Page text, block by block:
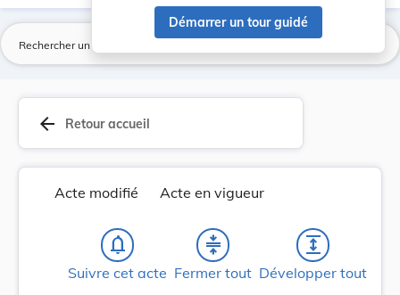
Démarrer un tour guidé
arrow_back Retour accueil
Acte modifié Acte en vigueur
notifications_none
Suivre cet acte
compress
Fermer tout
expand
Développer tout